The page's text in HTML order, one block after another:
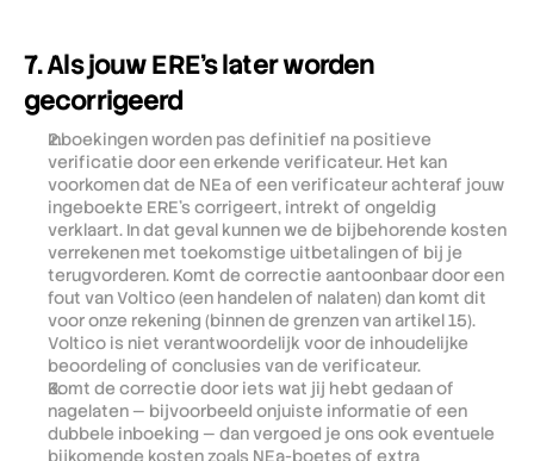
7. Als jouw ERE's later worden
gecorrigeerd
Inboekingen worden pas definitief na positieve
verificatie door een erkende verificateur. Het kan
voorkomen dat de NEa of een verificateur achteraf jouw
ingeboekte ERE’s corrigeert, intrekt of ongeldig
verklaart. In dat geval kunnen we de bijbehorende kosten
verrekenen met toekomstige uitbetalingen of bij je
terugvorderen. Komt de correctie aantoonbaar door een
fout van Voltico (een handelen of nalaten) dan komt dit
voor onze rekening (binnen de grenzen van artikel 15).
Voltico is niet verantwoordelijk voor de inhoudelijke
beoordeling of conclusies van de verificateur.
Komt de correctie door iets wat jij hebt gedaan of
nagelaten — bijvoorbeeld onjuiste informatie of een
dubbele inboeking — dan vergoed je ons ook eventuele
bijkomende kosten zoals NEa-boetes of extra